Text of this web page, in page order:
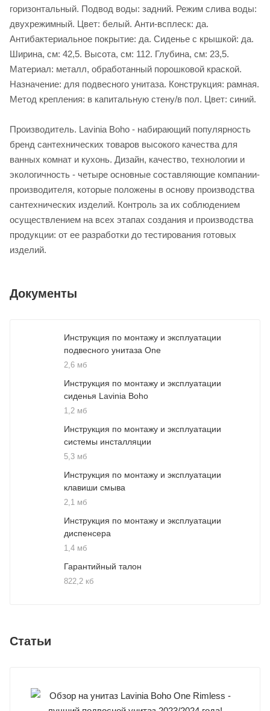
горизонтальный. Подвод воды: задний. Режим слива воды:
двухрежимный. Цвет: белый. Анти-всплеск: да.
Антибактериальное покрытие: да. Сиденье c крышкой: да.
Ширина, см: 42,5. Высота, см: 112. Глубина, см: 23,5.
Материал: металл, обработанный порошковой краской.
Назначение: для подвесного унитаза. Конструкция: рамная.
Метод крепления: в капитальную стену/в пол. Цвет: синий.
Производитель. Lavinia Boho - набирающий популярность
бренд сантехнических товаров высокого качества для
ванных комнат и кухонь. Дизайн, качество, технологии и
экологичность - четыре основные составляющие компании-
производителя, которые положены в основу производства
сантехнических изделий. Контроль за их соблюдением
осуществлением на всех этапах создания и производства
продукции: от ее разработки до тестирования готовых
изделий.
Документы
Инструкция по монтажу и эксплуатации
подвесного унитаза One
2,6 мб
Инструкция по монтажу и эксплуатации
сиденья Lavinia Boho
1,2 мб
Инструкция по монтажу и эксплуатации
системы инсталляции
5,3 мб
Инструкция по монтажу и эксплуатации
клавиши смыва
2,1 мб
Инструкция по монтажу и эксплуатации
диспенсера
1,4 мб
Гарантийный талон
822,2 кб
Статьи